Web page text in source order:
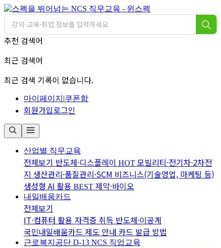
추천 검색어
최근 검색어
최근 검색 기록이 없습니다.
마이페이지 |쿠폰함
회원가입로그인
산업별 직무교육
전체보기 반도체·디스플레이 HOT 모빌리티·전기차·2차전
지 생산관리·품질관리·SCM 비즈니스(기술영업, 마케팅 등)
생성형 AI 활용 BEST 제약·바이오
내일배움카드
전체보기
IT·컴퓨터 활용 자격증 취득 반도체·이공계
국민내일배움카드 제도 안내 카드 발급 방법
근로복지공단 D-13 NCS 직업교육